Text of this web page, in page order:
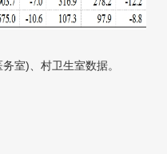
室)、村卫生室数据。